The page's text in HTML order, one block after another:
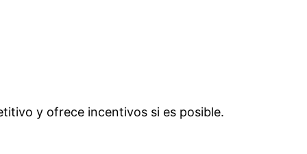
y ofrece incentivos si es posible.